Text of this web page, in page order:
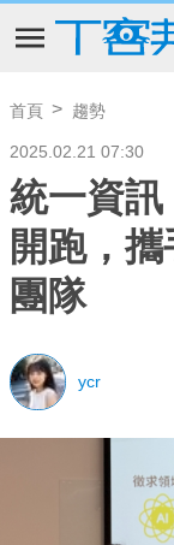
首頁 趨勢
2025.02.21 07:30
統一資
開跑，
團隊
ycr